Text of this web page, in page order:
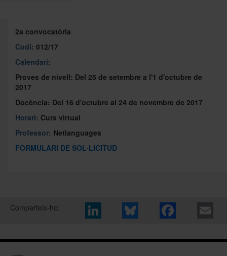
2a convocatòria
Codi: 012/17
Calendari:
Proves de nivell: Del 25 de setembre a l'1 d'octubre de
2017
Docència: Del 16 d'octubre al 24 de novembre de 2017
Horari: Curs virtual
Professor: Netlanguages
FORMULARI DE SOL·LICITUD
Comparteix-ho: